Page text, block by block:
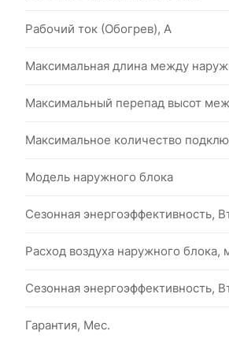
Рабочий ток (Обогрев), А
Максимальная длина между
Максимальный перепад высот
Максимальное количество
Модель наружного блока
Сезонная энергоэффективность,
Расход воздуха наружного блока,
Сезонная энергоэффективность,
Гарантия, Мес.